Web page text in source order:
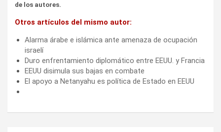
de los autores.
Otros artículos del mismo autor:
Alarma árabe e islámica ante amenaza de ocupación
israelí
Duro enfrentamiento diplomático entre EEUU. y Francia
EEUU disimula sus bajas en combate
El apoyo a Netanyahu es política de Estado en EEUU